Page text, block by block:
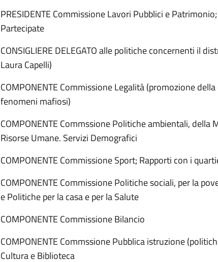
PRESIDENTE Commissione Lavori Pubblici e
Partecipate
CONSIGLIERE DELEGATO alle politiche concernenti il
Laura Capelli)
COMPONENTE Commissione Legalità (promozione
fenomeni mafiosi)
COMPONENTE Commssione Politiche ambientali, della
Risorse Umane. Servizi Demografici
COMPONENTE Commissione Sport; Rapporti con i
COMPONENTE Commissione Politiche sociali, per la
e Politiche per la casa e per la Salute
COMPONENTE Commissione Bilancio
COMPONENTE Commssione Pubblica istruzione
Cultura e Biblioteca